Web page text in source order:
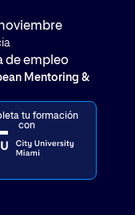
de empleo
Mentoring &
tu formación
con